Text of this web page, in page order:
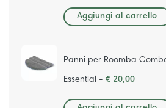
Aggiungi al carrello
Panni per Roomba
Essential - € 20,00